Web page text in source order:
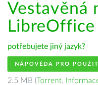
Vestavěná
LibreOffice
potřebujete jiný jazyk?
NÁPOVĚDA PRO
2.5 MB (Torrent,